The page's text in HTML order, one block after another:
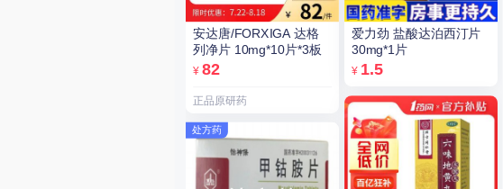
安达唐/FORXIGA 达格
列净片 10mg*10片*3板
¥ 82
正品原研药
处方药
爱力劲 盐酸达泊西汀片
30mg*1片
¥ 1.5